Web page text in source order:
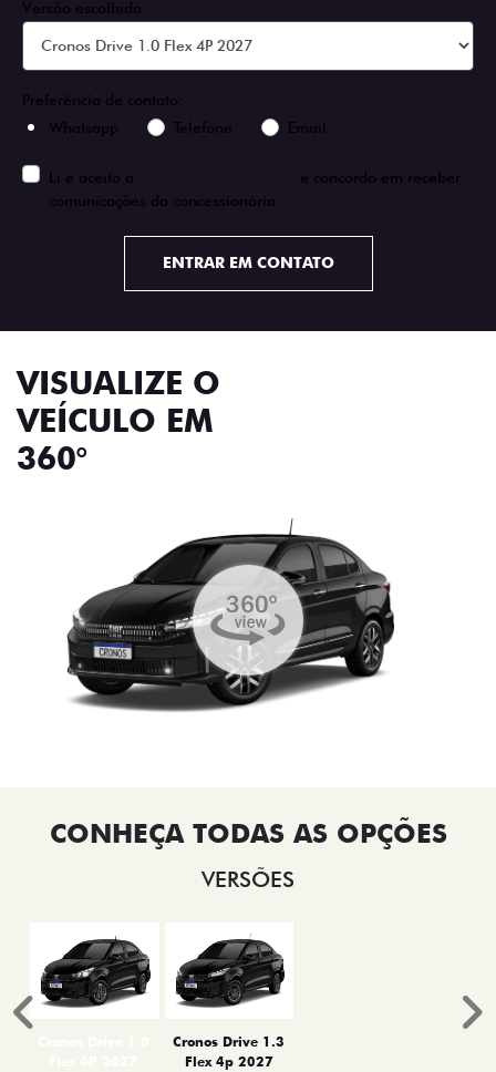
Versão escolhida
Preferência de contato:
Whatsapp
Telefone Email
Li e aceito a
e concordo em receber
comunicações da concessionária.
ENTRAR EM CONTATO
VISUALIZE O
VEÍCULO EM
360°
VERSÕES
Cronos Drive 1.3
Flex 4p 2027
Anterior